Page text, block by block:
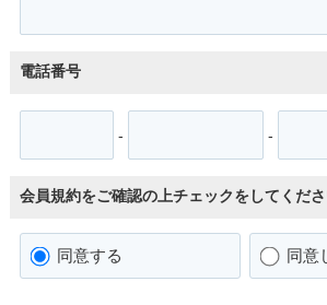
電話番号
- -
会員規約をご確認の上チェックをしてくだ
同意する 同意